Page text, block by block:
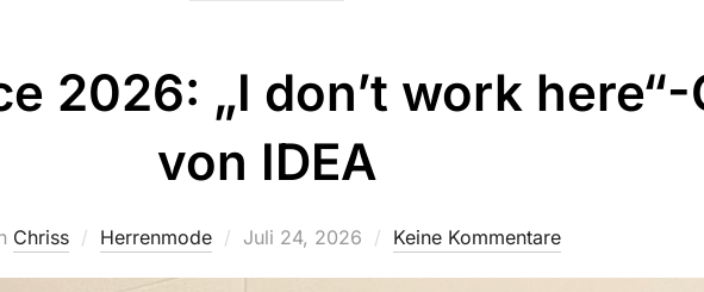
2026: „I don’t work here“-
von IDEA
Chriss Herrenmode
Veröffentlicht
Juli 24, 2026 Keine Kommentare